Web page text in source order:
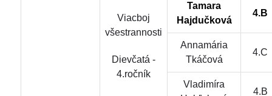
Viacboj
všestrannosti
Dievčatá -
4.ročník
Tamara
Hajdučková
4.B
Annamária
Tkáčová
4.C
Vladimíra
4.B